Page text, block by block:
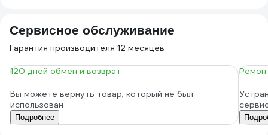
Сервисное обслуживание
Гарантия производителя 12 месяцев
120 дней обмен и возврат
Вы можете вернуть товар, который не был
использован
Подробнее